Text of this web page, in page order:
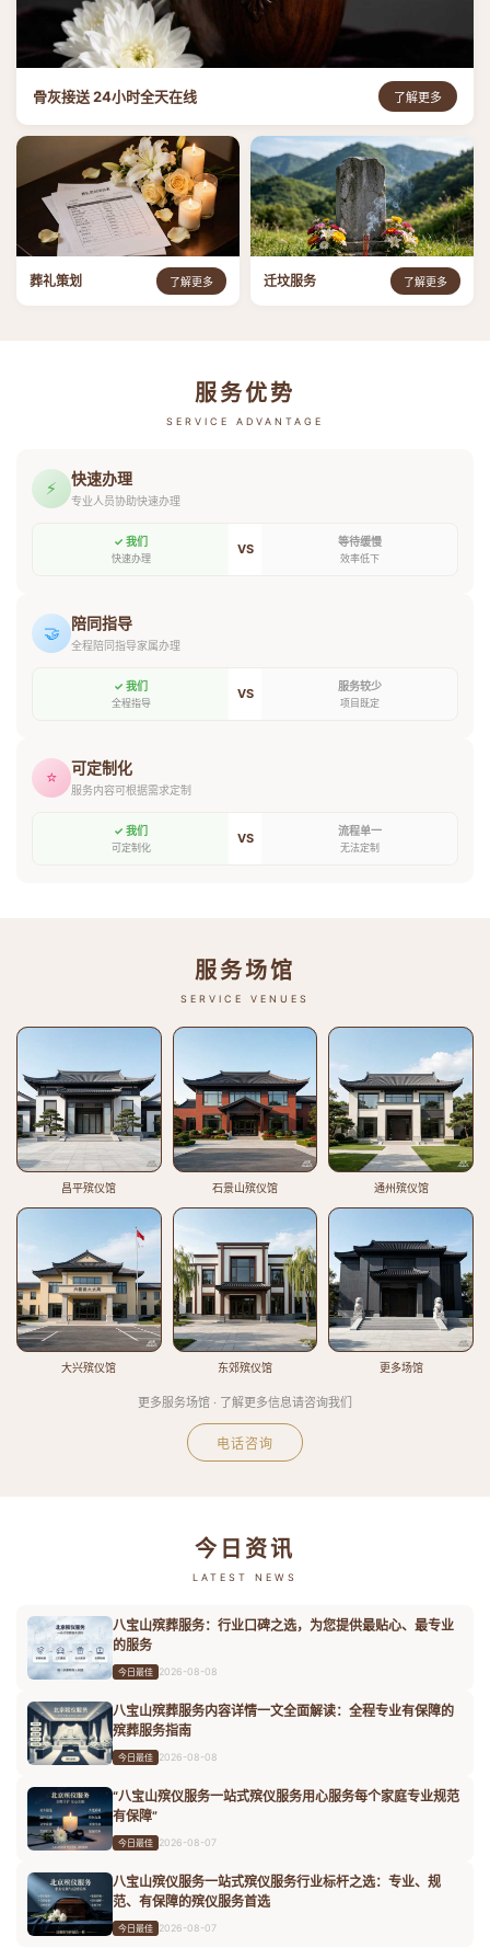
骨灰接送 24小时全天在线 了解更多
葬礼策划 了解更多 迁坟服务 了解更多
服务优势
SERVICE ADVANTAGE
⚡ 快速办理
专业人员协助快速办理
✓ 我们
快速办理
VS 等待缓慢
效率低下
🤝 陪同指导
全程陪同指导家属办理
✓ 我们
全程指导
VS 服务较少
项目既定
⭐ 可定制化
服务内容可根据需求定制
✓ 我们
可定制化
VS 流程单一
无法定制
服务场馆
SERVICE VENUES
昌平殡仪馆 石景山殡仪馆 通州殡仪馆
大兴殡仪馆 东郊殡仪馆 更多场馆
更多服务场馆 · 了解更多信息请咨询我们
电话咨询
今日资讯
LATEST NEWS
八宝山殡葬服务：行业口碑之选，为您提供最贴心、最专业
的服务
今日最佳 2026-08-08
八宝山殡葬服务内容详情一文全面解读：全程专业有保障的
殡葬服务指南
今日最佳 2026-08-08
“八宝山殡仪服务一站式殡仪服务用心服务每个家庭专业规范
有保障”
今日最佳 2026-08-07
八宝山殡仪服务一站式殡仪服务行业标杆之选：专业、规
范、有保障的殡仪服务首选
今日最佳 2026-08-07